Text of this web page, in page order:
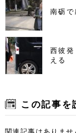
南砺で
西彼
える
この記事を